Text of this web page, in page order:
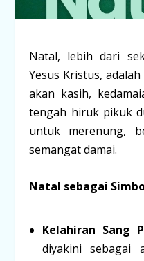
Natal, lebih dari
Yesus Kristus,
akan kasih,
tengah hiruk pikuk
untuk merenung,
semangat damai.
Natal sebagai
Kelahiran Sang
diyakini